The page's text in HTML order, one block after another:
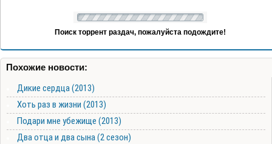
Поиск торрент раздач, пожалуйста подождите!
Похожие новости:
Дикие сердца (2013)
Хоть раз в жизни (2013)
Подари мне убежище (2013)
Два отца и два сына (2 сезон)